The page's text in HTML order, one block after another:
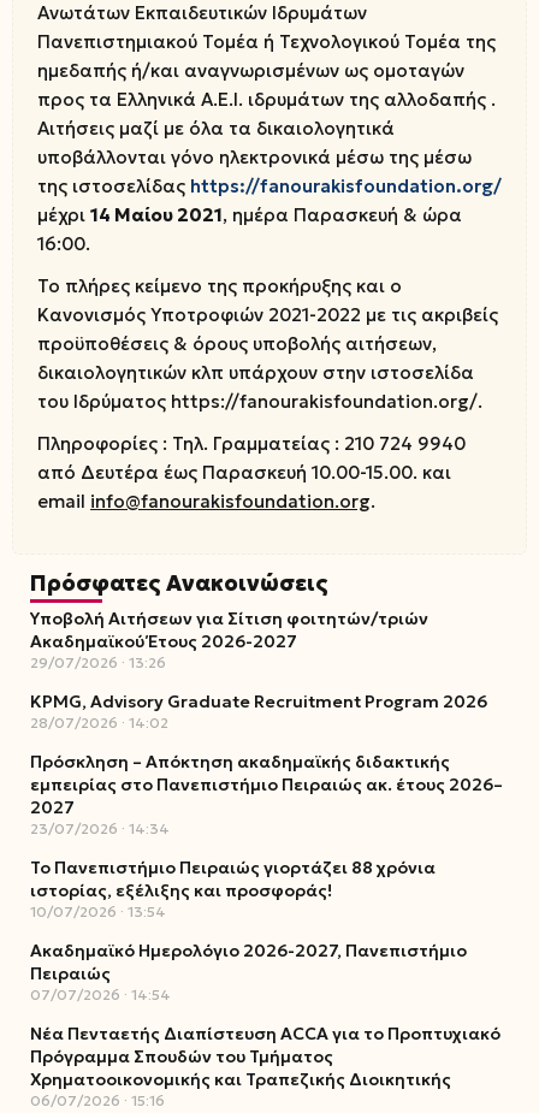
Ανωτάτων Εκπαιδευτικών Ιδρυμάτων
Πανεπιστημιακού Τομέα ή Τεχνολογικού Τομέα της
ημεδαπής ή/και αναγνωρισμένων ως ομοταγών
προς τα Ελληνικά Α.Ε.Ι. ιδρυμάτων της αλλοδαπής .
Αιτήσεις μαζί με όλα τα δικαιολογητικά
υποβάλλονται γόνο ηλεκτρονικά μέσω της μέσω
της ιστοσελίδας https://fanourakisfoundation.org/
μέχρι 14 Μαίου 2021, ημέρα Παρασκευή & ώρα
16:00.
Το πλήρες κείμενο της προκήρυξης και ο
Κανονισμός Υποτροφιών 2021-2022 με τις ακριβείς
προϋποθέσεις & όρους υποβολής αιτήσεων,
δικαιολογητικών κλπ υπάρχουν στην ιστοσελίδα
του Ιδρύματος https://fanourakisfoundation.org/.
Πληροφορίες : Τηλ. Γραμματείας : 210 724 9940
από Δευτέρα έως Παρασκευή 10.00-15.00. και
email infο@fanourakisfoundation.org.
Πρόσφατες Ανακοινώσεις
Υποβολή Αιτήσεων για Σίτιση φοιτητών/τριών
Ακαδημαϊκού Έτους 2026-2027
29/07/2026 13:26
KPMG, Advisory Graduate Recruitment Program 2026
28/07/2026 14:02
Πρόσκληση – Απόκτηση ακαδημαϊκής διδακτικής
εμπειρίας στο Πανεπιστήμιο Πειραιώς ακ. έτους 2026–
2027
23/07/2026 14:34
Το Πανεπιστήμιο Πειραιώς γιορτάζει 88 χρόνια
ιστορίας, εξέλιξης και προσφοράς!
10/07/2026 13:54
Ακαδημαϊκό Ημερολόγιο 2026-2027, Πανεπιστήμιο
Πειραιώς
07/07/2026 14:54
Νέα Πενταετής Διαπίστευση ACCA για το Προπτυχιακό
Πρόγραμμα Σπουδών του Τμήματος
Χρηματοοικονομικής και Τραπεζικής Διοικητικής
06/07/2026 15:16